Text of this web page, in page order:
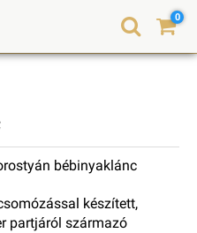
0
bébinyaklánc
készített,
partjáról származó